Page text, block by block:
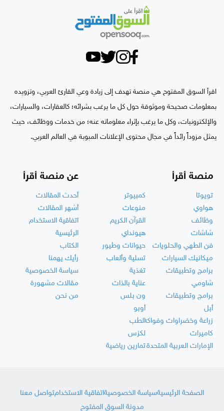
اقرأ السوق المفتوح هي منصة تهدف إلى زيادة وعي القارئ العربي، وتزويده
بمعلومات صحيحة وموثوقة حول كل ما يرغب بشرائه؛ كالعقارات، والسيارات،
والإلكترونيات، وكل ما يرغب بإثراء معلوماته عنه؛ من خدمات ووظائف، حيث
يمثل مزوداً رائداً في مجال محتوى الإعلانات المبوبة في العالم العربي.
منصة أقرأ
تويوتا
كمبيوتر
هواوي
منوعات
وظائف
القرآن الكريم
شاشات
هيونداي
فن الطهي والحلويات
حيوانات وطيور
ميكانيك السيارات
تسلية وألعاب
برامج وتطبيقات
تغذية
شاومي
عناية بالذات
برامج وتطبيقات
ون بلس
أبل
أوبو
زراعة وخضراوات وفواكهالطب
كاميرات
لكزس
الإمارات العربية المتحدةتمارين رياضية
عن منصة أقرأ
أحدث المقالات
أشهر المقالات
اتفاقية الاستخدام
الرئيسية
الكتاب
رأيك يهمنا
سياسة الخصوصية
مقالات مشهورة
من نحن
الصفحة الرئيسيةسياسة الخصوصيةاتفاقية الاستخدامتواصل معنا
مدونة السوق المفتوح